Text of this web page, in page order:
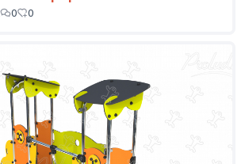
0 0